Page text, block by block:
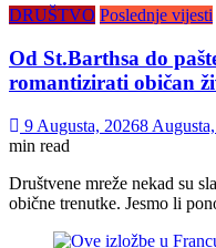
DRUŠTVO Poslednje vijesti
Od St.Barthsa do
romantizirati običan
9 Augusta, 20268
min read
Društvene mreže nekad su
obične trenutke. Jesmo li